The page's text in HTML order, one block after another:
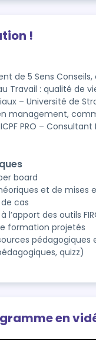
!
de 5 Sens
Travail : qualité de
– Université de
management,
PRO –
board
et de mises
cas
des outils
formation projetés
quizz)
en